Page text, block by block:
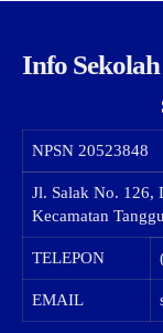
Info Sekolah
NPSN 20523848
Jl. Salak No. 126,
Kecamatan
TELEPON
EMAIL